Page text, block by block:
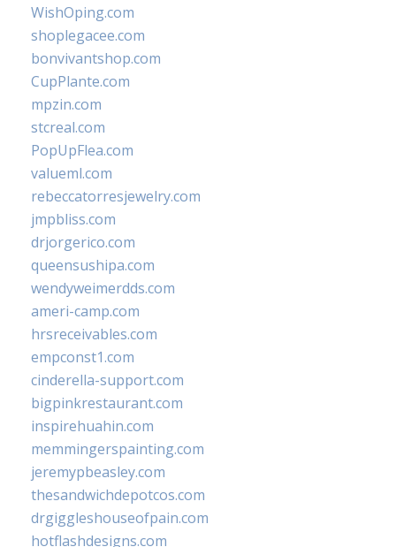
WishOping.com
shoplegacee.com
bonvivantshop.com
CupPlante.com
mpzin.com
stcreal.com
PopUpFlea.com
valueml.com
rebeccatorresjewelry.com
jmpbliss.com
drjorgerico.com
queensushipa.com
wendyweimerdds.com
ameri-camp.com
hrsreceivables.com
empconst1.com
cinderella-support.com
bigpinkrestaurant.com
inspirehuahin.com
memmingerspainting.com
jeremypbeasley.com
thesandwichdepotcos.com
drgiggleshouseofpain.com
hotflashdesigns.com